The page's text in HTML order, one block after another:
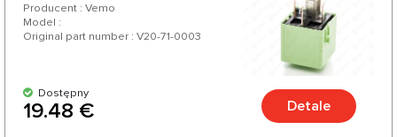
Producent : Vemo
Model :
Original part number : V20-71-0003
Dostępny
19.48 € Detale